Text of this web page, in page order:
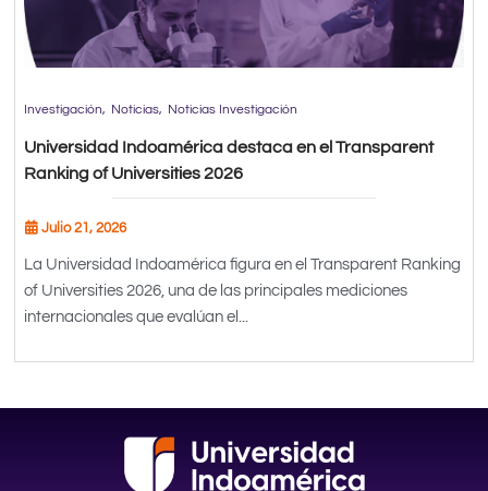
Investigación Noticias Noticias Investigación
Universidad Indoamérica destaca en el Transparent
Ranking of Universities 2026
Julio 21, 2026
La Universidad Indoamérica figura en el Transparent Ranking
of Universities 2026, una de las principales mediciones
internacionales que evalúan el...